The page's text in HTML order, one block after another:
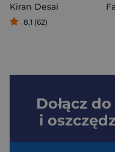
Kiran Desai
8,1 (62)
Dołącz do
i